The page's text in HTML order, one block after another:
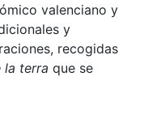
valenciano y
y
recogidas
la terra que se